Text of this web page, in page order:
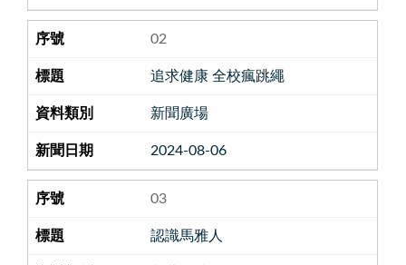
02
追求健康 全校瘋跳繩
新聞廣場
2024-08-06
03
認識馬雅人